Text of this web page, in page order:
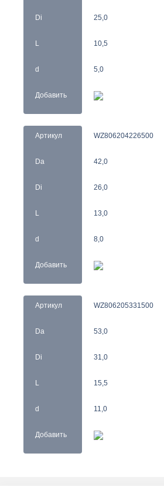
Di
L
d
Добавить
25,0
10,5
5,0
Артикул
Da
Di
L
d
Добавить
WZ806204226500
42,0
26,0
13,0
8,0
Артикул
Da
Di
L
d
Добавить
WZ806205331500
53,0
31,0
15,5
11,0